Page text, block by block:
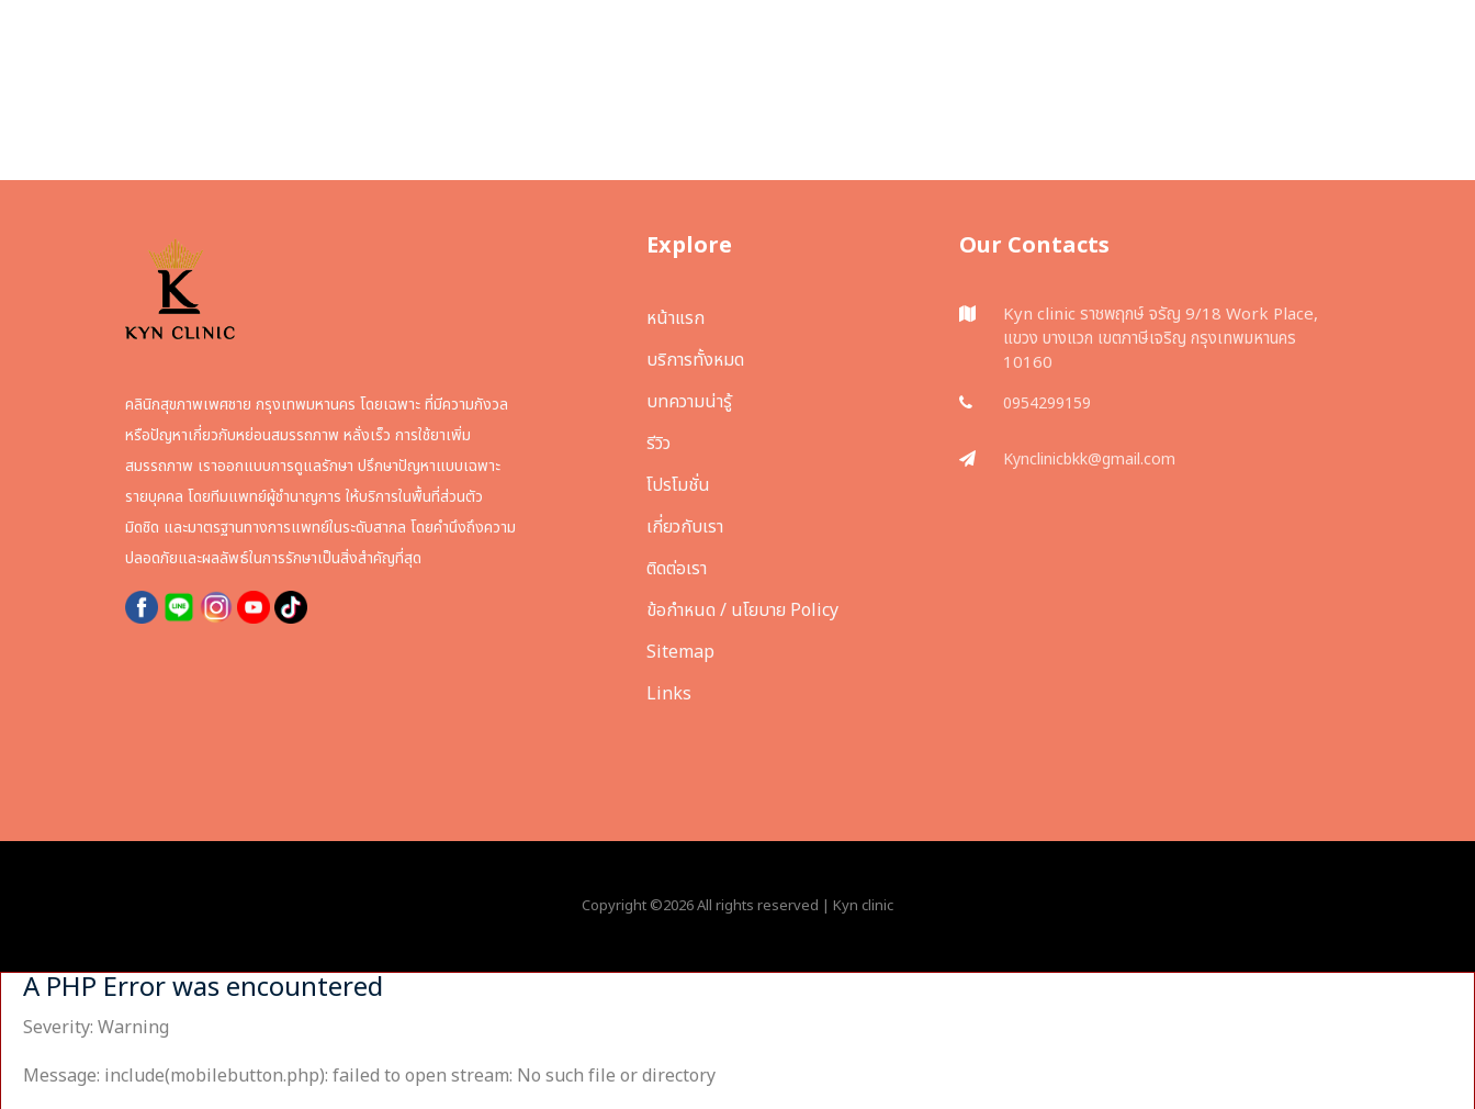
คลินิกสุขภาพเพศชาย กรุงเทพมหานคร โดยเฉพาะ ที่มีความกังวล
หรือปัญหาเกี่ยวกับหย่อนสมรรถภาพ หลั่งเร็ว การใช้ยาเพิ่ม
สมรรถภาพ เราออกแบบการดูแลรักษา ปรึกษาปัญหาแบบเฉพาะ
รายบุคคล โดยทีมแพทย์ผู้ชำนาญการ ให้บริการในพื้นที่ส่วนตัว
มิดชิด และมาตรฐานทางการแพทย์ในระดับสากล โดยคำนึงถึงความ
ปลอดภัยและผลลัพธ์ในการรักษาเป็นสิ่งสำคัญที่สุด
Explore
หน้าแรก
บริการทั้งหมด
บทความน่ารู้
รีวิว
โปรโมชั่น
เกี่ยวกับเรา
ติดต่อเรา
ข้อกำหนด / นโยบาย Policy
Sitemap
Links
Our Contacts
Kyn clinic ราชพฤกษ์ จรัญ 9/18 Work Place,
แขวง บางแวก เขตภาษีเจริญ กรุงเทพมหานคร
10160
0954299159
Kynclinicbkk@gmail.com
Copyright ©2026 All rights reserved | Kyn clinic
A PHP Error was encountered
Severity: Warning
Message: include(mobilebutton.php): failed to open stream: No such file or directory